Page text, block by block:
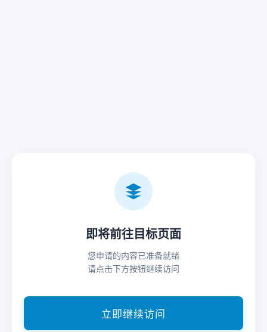
即将前往目标页面
您申请的内容已准备就绪
请点击下方按钮继续访问
立即继续访问